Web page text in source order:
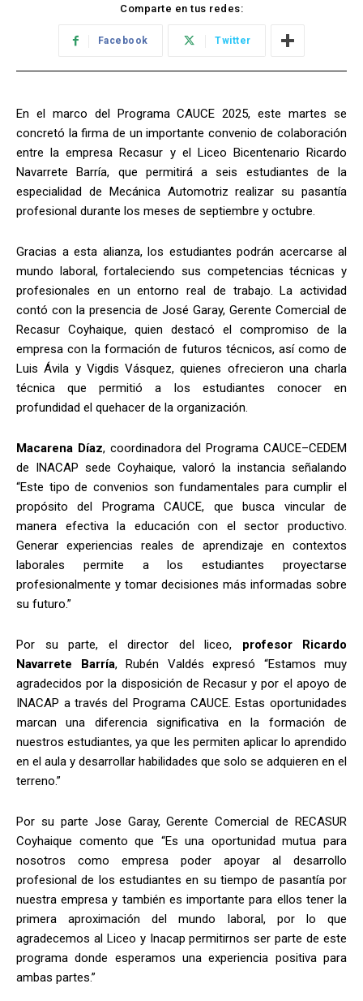
Comparte en tus redes:
Facebook Twitter
En el marco del Programa CAUCE 2025, este martes se
concretó la firma de un importante convenio de colaboración
entre la empresa Recasur y el Liceo Bicentenario Ricardo
Navarrete Barría, que permitirá a seis estudiantes de la
especialidad de Mecánica Automotriz realizar su pasantía
profesional durante los meses de septiembre y octubre.
Gracias a esta alianza, los estudiantes podrán acercarse al
mundo laboral, fortaleciendo sus competencias técnicas y
profesionales en un entorno real de trabajo. La actividad
contó con la presencia de José Garay, Gerente Comercial de
Recasur Coyhaique, quien destacó el compromiso de la
empresa con la formación de futuros técnicos, así como de
Luis Ávila y Vigdis Vásquez, quienes ofrecieron una charla
técnica que permitió a los estudiantes conocer en
profundidad el quehacer de la organización.
Macarena Díaz, coordinadora del Programa CAUCE–CEDEM
de INACAP sede Coyhaique, valoró la instancia señalando
“Este tipo de convenios son fundamentales para cumplir el
propósito del Programa CAUCE, que busca vincular de
manera efectiva la educación con el sector productivo.
Generar experiencias reales de aprendizaje en contextos
laborales permite a los estudiantes proyectarse
profesionalmente y tomar decisiones más informadas sobre
su futuro.”
Por su parte, el director del liceo, profesor Ricardo
Navarrete Barría, Rubén Valdés expresó “Estamos muy
agradecidos por la disposición de Recasur y por el apoyo de
INACAP a través del Programa CAUCE. Estas oportunidades
marcan una diferencia significativa en la formación de
nuestros estudiantes, ya que les permiten aplicar lo aprendido
en el aula y desarrollar habilidades que solo se adquieren en el
terreno.”
Por su parte Jose Garay, Gerente Comercial de RECASUR
Coyhaique comento que “Es una oportunidad mutua para
nosotros como empresa poder apoyar al desarrollo
profesional de los estudiantes en su tiempo de pasantía por
nuestra empresa y también es importante para ellos tener la
primera aproximación del mundo laboral, por lo que
agradecemos al Liceo y Inacap permitirnos ser parte de este
programa donde esperamos una experiencia positiva para
ambas partes.”